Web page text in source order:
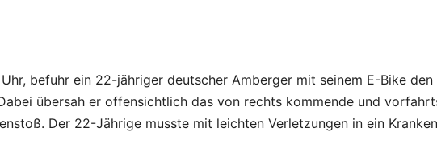
befuhr ein 22-jähriger deutscher Amberger mit seinem E-Bike
übersah er offensichtlich das von rechts kommende und
Der 22-Jährige musste mit leichten Verletzungen in ein